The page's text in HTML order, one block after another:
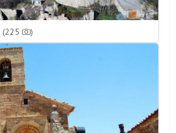
(225 )